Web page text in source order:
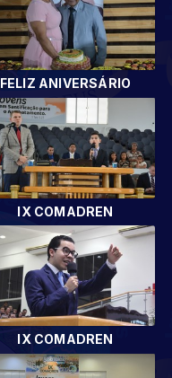
FELIZ ANIVERSÁRIO
IX COMADREN
IX COMADREN